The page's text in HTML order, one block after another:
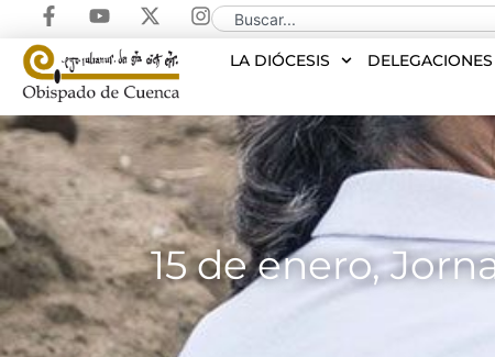
LA DIÓCESIS DELEGACIONES
15 de enero,